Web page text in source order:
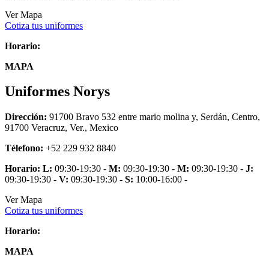
Ver Mapa
Cotiza tus uniformes
Horario:
MAPA
Uniformes Norys
Dirección: 91700 Bravo 532 entre mario molina y, Serdán, Centro,
91700 Veracruz, Ver., Mexico
Télefono: +52 229 932 8840
Horario: L: 09:30-19:30 - M: 09:30-19:30 - M: 09:30-19:30 - J:
09:30-19:30 - V: 09:30-19:30 - S: 10:00-16:00 -
Ver Mapa
Cotiza tus uniformes
Horario:
MAPA